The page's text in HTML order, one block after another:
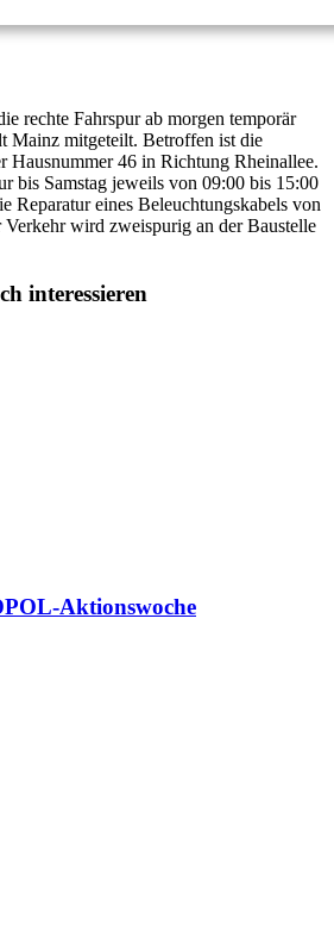
rechte Fahrspur ab morgen temporär
Mainz mitgeteilt. Betroffen ist die
Hausnummer 46 in Richtung Rheinallee.
bis Samstag jeweils von 09:00 bis 15:00
Reparatur eines Beleuchtungskabels von
wird zweispurig an der Baustelle
interessieren
Aktionswoche